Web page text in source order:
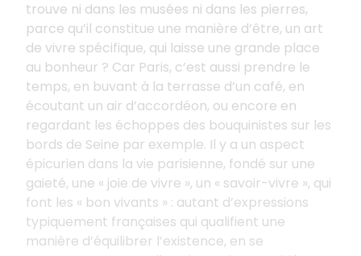
trouve ni dans les musées ni dans les pierres,
parce qu’il constitue une manière d’être, un art
de vivre spécifique, qui laisse une grande place
au bonheur ? Car Paris, c’est aussi prendre le
temps, en buvant à la terrasse d’un café, en
écoutant un air d’accordéon, ou encore en
regardant les échoppes des bouquinistes sur les
bords de Seine par exemple. Il y a un aspect
épicurien dans la vie parisienne, fondé sur une
gaieté, une « joie de vivre », un « savoir-vivre », qui
font les « bon vivants » : autant d’expressions
typiquement françaises qui qualifient une
manière d’équilibrer l’existence, en se